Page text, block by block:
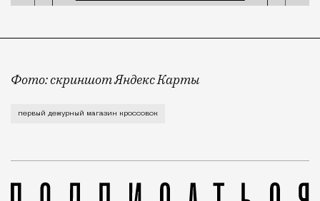
Фото: скриншот Яндекс Карты
Первый дежурный магазин кроссовок с
первый дежурный магазин кроссовок